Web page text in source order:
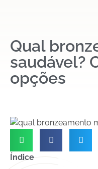
Qual
saudável?
opções
Índice